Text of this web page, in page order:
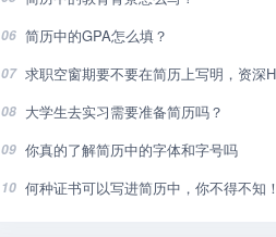
06 简历中的GPA怎么填？
07
08 大学生去实习需要准备简历吗？
09 你真的了解简历中的字体和字号吗
10 何种证书可以写进简历中，你不得不知！